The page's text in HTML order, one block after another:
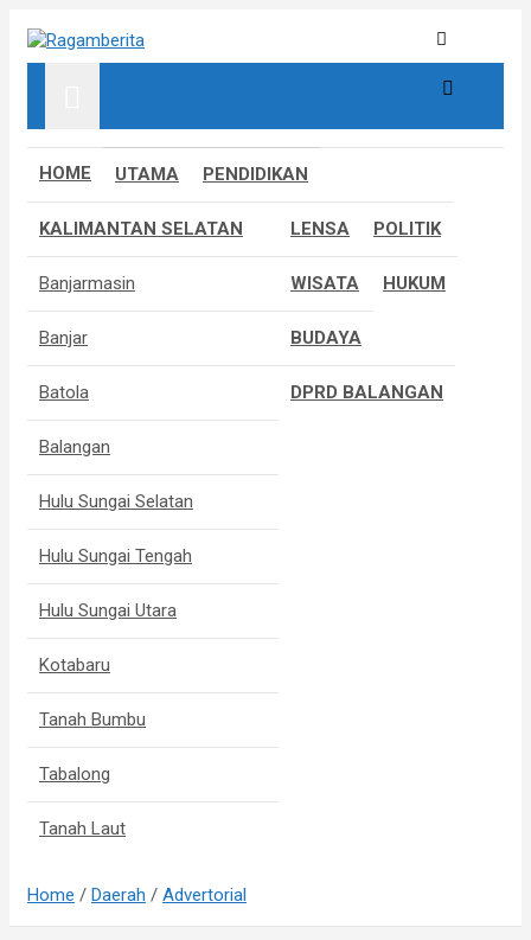
Ragamberita
Informatif, Edukatif & Inpiratif
HOME UTAMA PENDIDIKAN
KALIMANTAN SELATAN
Banjarmasin
Banjar
Batola
Balangan
Hulu Sungai Selatan
Hulu Sungai Tengah
Hulu Sungai Utara
Kotabaru
Tanah Bumbu
Tabalong
Tanah Laut
LENSA POLITIK
WISATA HUKUM
BUDAYA
DPRD BALANGAN
Home Daerah Advertorial